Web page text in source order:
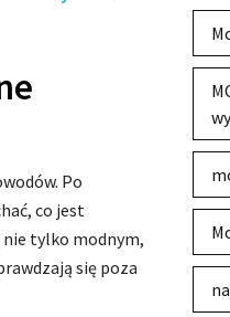
Po
co jest
nie tylko modnym,
się poza